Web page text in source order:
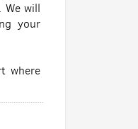
will
your
where